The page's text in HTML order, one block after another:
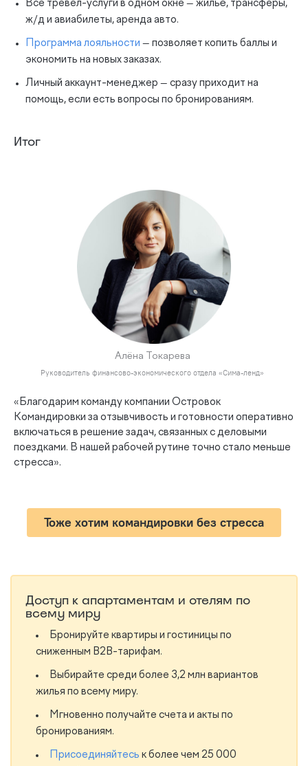
Все тревел-услуги в одном окне — жильё, трансферы,
ж/д и авиабилеты, аренда авто.
Программа лояльности — позволяет копить баллы и
экономить на новых заказах.
Личный аккаунт-менеджер — сразу приходит на
помощь, если есть вопросы по бронированиям.
Итог
Алёна Токарева
Руководитель финансово-экономического отдела «Сима-ленд»
«Благодарим команду компании Островок
Командировки за отзывчивость и готовности оперативно
включаться в решение задач, связанных с деловыми
поездками. В нашей рабочей рутине точно стало меньше
стресса».
Тоже хотим командировки без стресса
Доступ к апартаментам и отелям по
всему миру
Бронируйте квартиры и гостиницы по
сниженным B2B-тарифам.
Выбирайте среди более 3,2 млн вариантов
жилья по всему миру.
Мгновенно получайте счета и акты по
бронированиям.
Присоединяйтесь к более чем 25 000